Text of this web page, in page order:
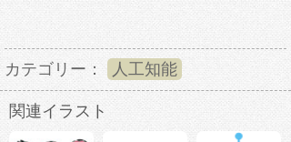
カテゴリー： 人工知能
関連イラスト